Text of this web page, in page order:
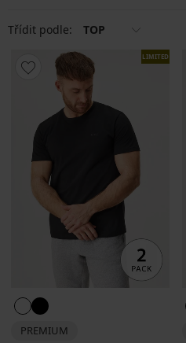
Třídit podle: TOP
LIMITED
PREMIUM